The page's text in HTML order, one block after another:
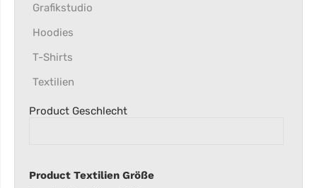
Grafikstudio
Hoodies
T-Shirts
Textilien
Product Geschlecht
Product Textilien Größe